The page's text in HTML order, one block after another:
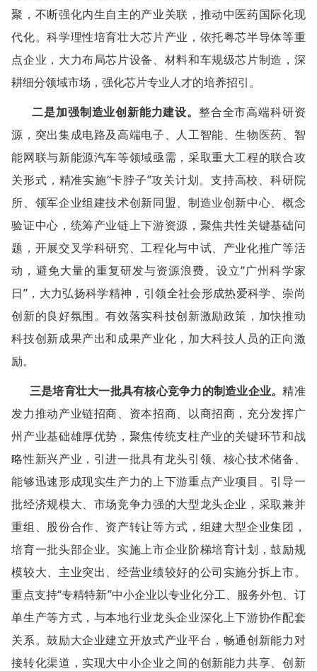
聚，不断强化内生自主的产业关联，推动中医药国际化现
代化。科学理性培育壮大芯片产业，依托粤芯半导体等重
点企业，大力布局芯片设备、材料和车规级芯片制造，深
耕细分领域市场，强化芯片专业人才的培养招引。
二是加强制造业创新能力建设。 整合全市高端科研资
源，突出集成电路及高端电子、人工智能、生物医药、智
能网联与新能源汽车等领域亟需，采取重大工程的联合攻
关形式，精准实施“卡脖子”攻关计划。支持高校、科研院
所、领军企业组建技术创新同盟、制造业创新中心、概念
验证中心，统筹产业链上下游资源，聚焦共性关键基础问
题，开展交叉学科研究、工程化与中试、产业化推广等活
动，避免大量的重复研发与资源浪费。设立“广州科学家
日”，大力弘扬科学精神，引领全社会形成热爱科学、崇尚
创新的良好氛围。有效落实科技创新激励政策，加快推动
科技创新成果产出和成果产业化，加大科技人员的正向激
励。
三是培育壮大一批具有核心竞争力的制造业企业。精准
发力推动产业链招商、资本招商、以商招商，充分发挥广
州产业基础雄厚优势，聚焦传统支柱产业的关键环节和战
略性新兴产业，引进一批具有龙头引领、核心技术储备、
能够迅速形成现实生产力的上下游重点产业项目。引导一
批经济规模大、市场竞争力强的大型龙头企业，采取兼并
重组、股份合作、资产转让等方式，组建大型企业集团，
培育一批头部企业。实施上市企业阶梯培育计划，鼓励规
模较大、主业突出、经营业绩较好的公司实施分拆上市。
重点支持“专精特新”中小企业以专业化分工、服务外包、订
单生产等方式，与本地行业龙头企业深化上下游协作配套
关系。鼓励大企业建立开放式产业平台，畅通创新能力对
接转化渠道，实现大中小企业之间的创新能力共享、创新